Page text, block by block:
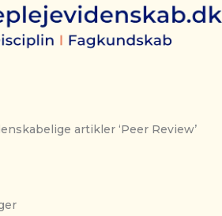
artikler ‘Peer Review’